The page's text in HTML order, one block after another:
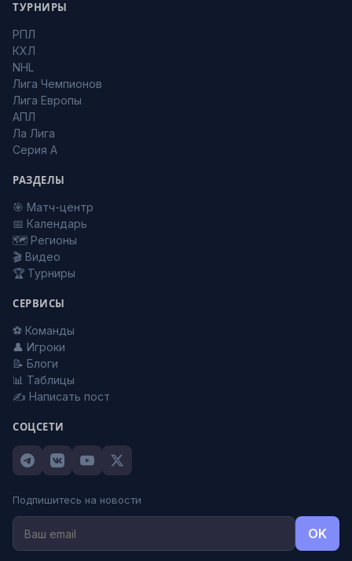
ТУРНИРЫ
РПЛ
КХЛ
NHL
Лига Чемпионов
Лига Европы
АПЛ
Ла Лига
Серия А
РАЗДЕЛЫ
🎯 Матч-центр
📅 Календарь
🗺️ Регионы
🎬 Видео
🏆 Турниры
СЕРВИСЫ
⚽ Команды
👤 Игроки
📝 Блоги
📊 Таблицы
✍️ Написать пост
СОЦСЕТИ
Подпишитесь на новости
OK